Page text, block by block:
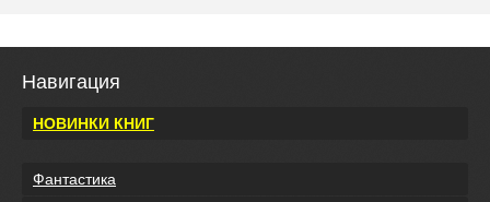
Навигация
НОВИНКИ КНИГ
Фантастика